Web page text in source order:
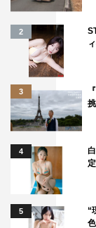
これまで出演さ
のが多く、役柄
が多かったので
たり、闇を抱え
ていました。僕
部分をお芝居と
キという役を通
す。
◆主演を務める
まだ深いお話は
2
3
4
5
“